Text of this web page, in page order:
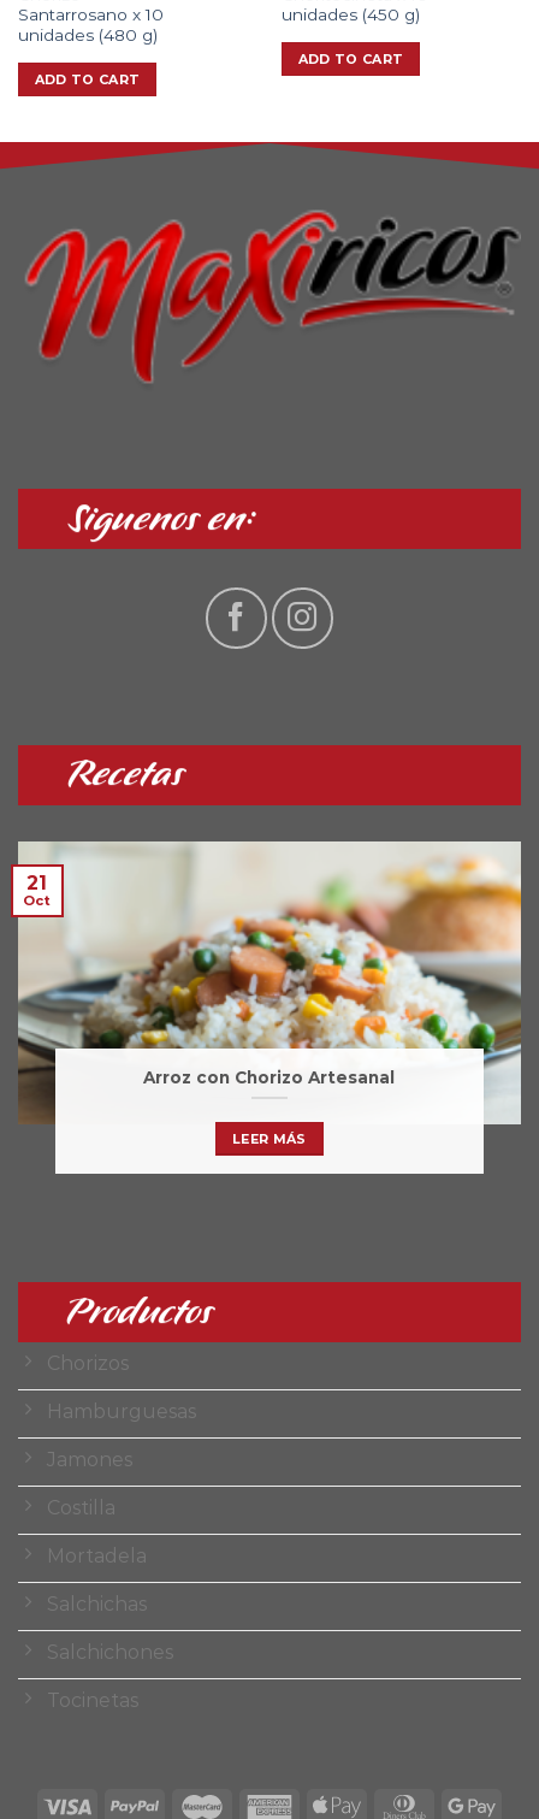
Santarrosano x 10
unidades (480 g)
ADD TO CART
unidades (450 g)
ADD TO CART
Siguenos en:
Recetas
Arroz con Chorizo Artesanal
LEER MÁS
21
Oct
Productos
Chorizos
Hamburguesas
Jamones
Costilla
Mortadela
Salchichas
Salchichones
Tocinetas